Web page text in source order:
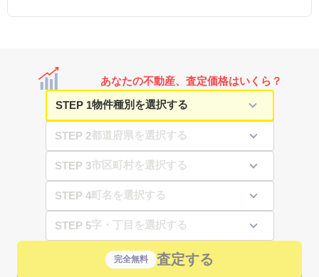
あなたの不動産、査定価格はいくら？
STEP 1
STEP 2
STEP 3
STEP 4
STEP 5
完全無料 査定する